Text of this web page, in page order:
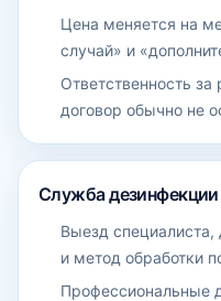
Цена меняется на
случай» и
Ответственность за
договор обычно не
Служба
Выезд специалиста,
и метод обработки
Профессиональные